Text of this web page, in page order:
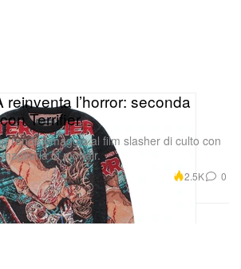
reinventa l’horror: seconda
Terrifier
rende omaggio al film slasher di culto con
in mohair.
2.5K 0